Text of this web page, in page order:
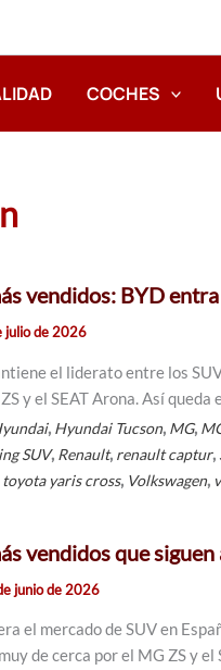
COCHES
vendidos: BYD
julio de 2026
el liderato entre los
y el SEAT Arona. Así queda
, Hyundai Tucson, MG,
SUV, Renault, renault captur,
toyota yaris cross, Volkswagen,
vendidos que siguen
junio de 2026
el mercado de SUV en
de cerca por el MG ZS y